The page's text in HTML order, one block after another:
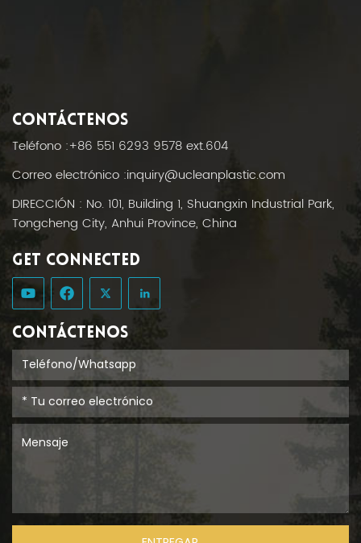
CONTÁCTENOS
Teléfono :+86 551 6293 9578 ext.604
Correo electrónico :inquiry@ucleanplastic.com
DIRECCIÓN : No. 101, Building 1, Shuangxin Industrial Park,
Tongcheng City, Anhui Province, China
GET CONNECTED
CONTÁCTENOS